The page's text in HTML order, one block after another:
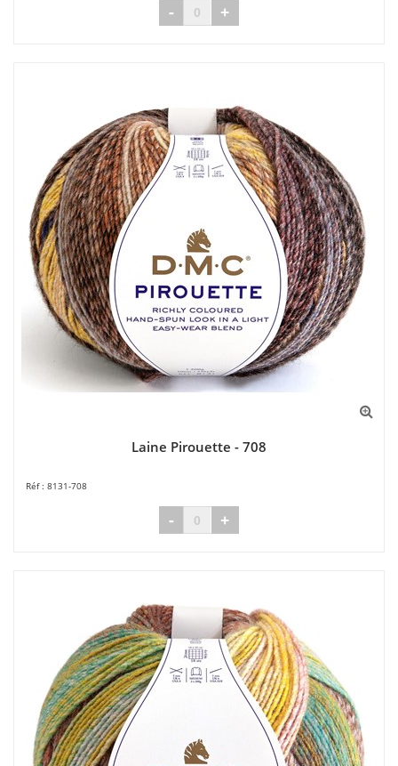
- +
Laine Pirouette - 708
8131-708
- +